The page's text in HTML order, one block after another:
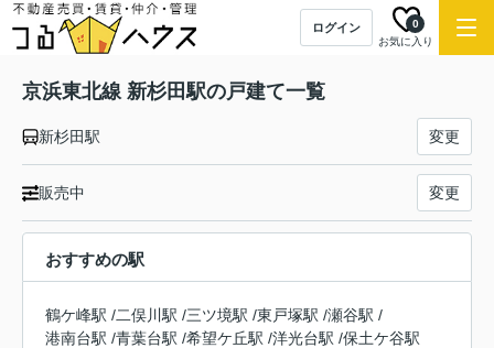
ログイン
お気に入り
0
京浜東北線 新杉田駅の戸建て一覧
新杉田駅 変更
販売中 変更
おすすめの駅
鶴ケ峰駅 /二俣川駅 /三ツ境駅 /東戸塚駅 /瀬谷駅 /
港南台駅 /青葉台駅 /希望ケ丘駅 /洋光台駅 /保土ケ谷駅